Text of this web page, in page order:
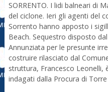
SORRENTO. I lidi balneari di
del ciclone. Ieri gli agenti del
Sorrento hanno apposto i
Beach. Sequestro disposto
Annunziata per le presunte
costruire rilasciato dal
struttura, Francesco
indagati dalla Procura di